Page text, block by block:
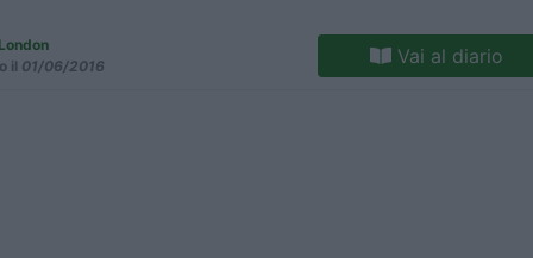
il 01/06/2016 Vai al diario